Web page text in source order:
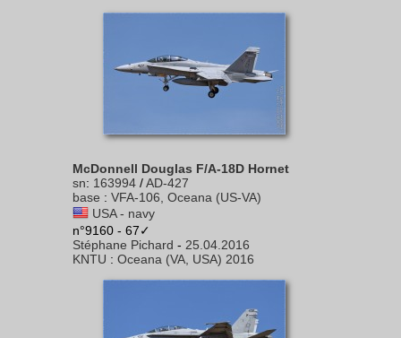
McDonnell Douglas F/A-18D Hornet
sn: 163994 /AD-427
base : VFA-106, Oceana (US-VA)
USA - navy
n°9160 - 67✓
Stéphane Pichard - 25.04.2016
KNTU : Oceana (VA, USA) 2016